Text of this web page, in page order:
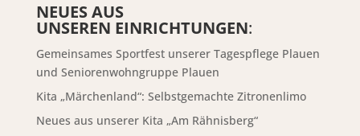
NEUES AUS
UNSEREN EINRICHTUNGEN:
Gemeinsames Sportfest unserer Tagespflege Plauen
und Seniorenwohngruppe Plauen
Kita „Märchenland“: Selbstgemachte Zitronenlimo
Neues aus unserer Kita „Am Rähnisberg“